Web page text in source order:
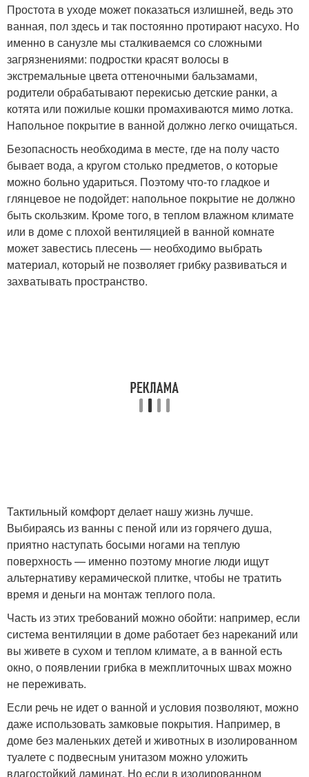
Простота в уходе может показаться излишней, ведь это
ванная, пол здесь и так постоянно протирают насухо. Но
именно в санузле мы сталкиваемся со сложными
загрязнениями: подростки красят волосы в
экстремальные цвета оттеночными бальзамами,
родители обрабатывают перекисью детские ранки, а
котята или пожилые кошки промахиваются мимо лотка.
Напольное покрытие в ванной должно легко очищаться.
Безопасность необходима в месте, где на полу часто
бывает вода, а кругом столько предметов, о которые
можно больно удариться. Поэтому что-то гладкое и
глянцевое не подойдет: напольное покрытие не должно
быть скользким. Кроме того, в теплом влажном климате
или в доме с плохой вентиляцией в ванной комнате
может завестись плесень — необходимо выбрать
материал, который не позволяет грибку развиваться и
захватывать пространство.
Тактильный комфорт делает нашу жизнь лучше.
Выбираясь из ванны с пеной или из горячего душа,
приятно наступать босыми ногами на теплую
поверхность — именно поэтому многие люди ищут
альтернативу керамической плитке, чтобы не тратить
время и деньги на монтаж теплого пола.
Часть из этих требований можно обойти: например, если
система вентиляции в доме работает без нареканий или
вы живете в сухом и теплом климате, а в ванной есть
окно, о появлении грибка в межплиточных швах можно
не переживать.
Если речь не идет о ванной и условия позволяют, можно
даже использовать замковые покрытия. Например, в
доме без маленьких детей и животных в изолированном
туалете с подвесным унитазом можно уложить
влагостойкий ламинат. Но если в изолированном